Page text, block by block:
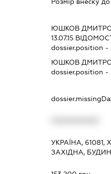
ЮШКОВ
13.07.15
dossier.position -
ЮШКОВ
dossier.position -
УКРАЇНА,
ЗАХІДНА,